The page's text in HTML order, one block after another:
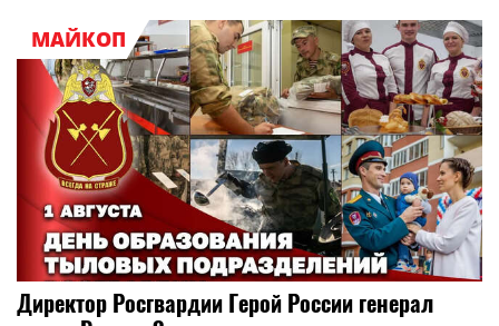
МАЙКОП
Директор Росгвардии Герой России генерал